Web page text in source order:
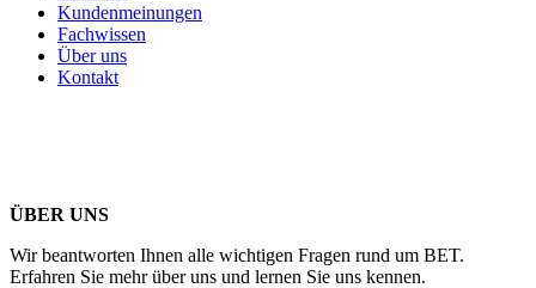
Kundenmeinungen
Fachwissen
Über uns
Kontakt
ÜBER UNS
Wir beantworten Ihnen alle wichtigen Fragen rund um BET.
Erfahren Sie mehr über uns und lernen Sie uns kennen.